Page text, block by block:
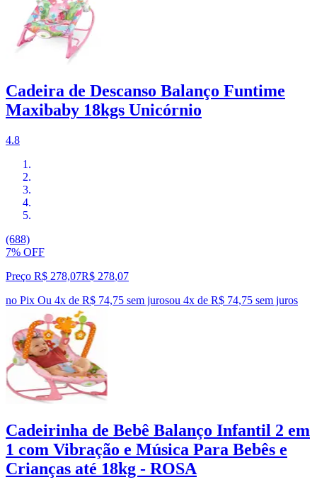
Cadeira de Descanso Balanço Funtime
Maxibaby 18kgs Unicórnio
4.8
(688)
7% OFF
Preço R$ 278,07R$ 278,07
no Pix Ou 4x de R$ 74,75 sem jurosou 4x de R$ 74,75 sem juros
Cadeirinha de Bebê Balanço Infantil 2 em
1 com Vibração e Música Para Bebês e
Crianças até 18kg - ROSA